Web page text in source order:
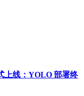
上线：YOLO 部署终